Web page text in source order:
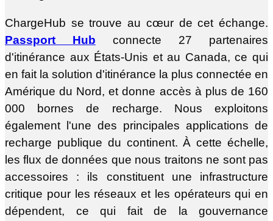
ChargeHub se trouve au cœur de cet échange.
Passport Hub connecte 27 partenaires
d'itinérance aux États-Unis et au Canada, ce qui
en fait la solution d'itinérance la plus connectée en
Amérique du Nord, et donne accès à plus de 160
000 bornes de recharge. Nous exploitons
également l'une des principales applications de
recharge publique du continent. À cette échelle,
les flux de données que nous traitons ne sont pas
accessoires : ils constituent une infrastructure
critique pour les réseaux et les opérateurs qui en
dépendent, ce qui fait de la gouvernance